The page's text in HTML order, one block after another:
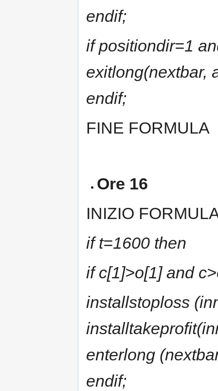
endif;
if positiondir=1
exitlong(nextbar,
endif;
FINE FORMULA
Ore 16
INIZIO
if t=1600 then
if c[1]>o[1] and
installstoploss
enterlong
endif;